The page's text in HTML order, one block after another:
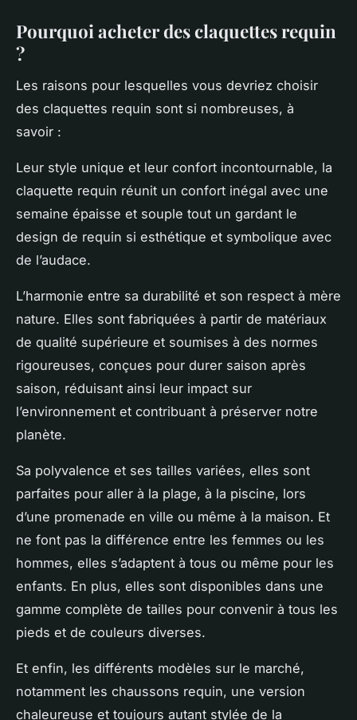
Pourquoi acheter des claquettes requin
?
Les raisons pour lesquelles vous devriez choisir
des claquettes requin sont si nombreuses, à
savoir :
Leur style unique et leur confort incontournable, la
claquette requin réunit un confort inégal avec une
semaine épaisse et souple tout un gardant le
design de requin si esthétique et symbolique avec
de l’audace.
L’harmonie entre sa durabilité et son respect à mère
nature. Elles sont fabriquées à partir de matériaux
de qualité supérieure et soumises à des normes
rigoureuses, conçues pour durer saison après
saison, réduisant ainsi leur impact sur
l’environnement et contribuant à préserver notre
planète.
Sa polyvalence et ses tailles variées, elles sont
parfaites pour aller à la plage, à la piscine, lors
d’une promenade en ville ou même à la maison. Et
ne font pas la différence entre les femmes ou les
hommes, elles s’adaptent à tous ou même pour les
enfants. En plus, elles sont disponibles dans une
gamme complète de tailles pour convenir à tous les
pieds et de couleurs diverses.
Et enfin, les différents modèles sur le marché,
notamment les chaussons requin, une version
chaleureuse et toujours autant stylée de la